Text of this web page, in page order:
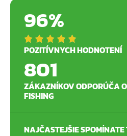
96%
POZITÍVNYCH HODNOTENÍ
801
ZÁKAZNÍKOV ODPORÚČA
FISHING
NAJČASTEJŠIE